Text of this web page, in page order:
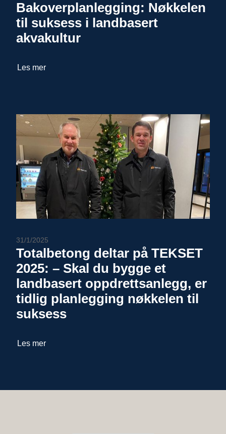
Bakoverplanlegging: Nøkkelen
til suksess i landbasert
akvakultur
Les mer
31/1/2025
Totalbetong deltar på TEKSET
2025: – Skal du bygge et
landbasert oppdrettsanlegg, er
tidlig planlegging nøkkelen til
suksess
Les mer